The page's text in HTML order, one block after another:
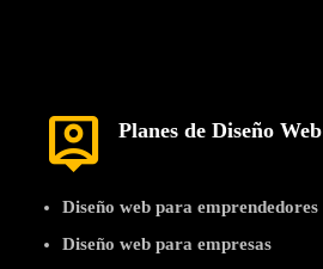
person_pin Planes de Diseño Web
Diseño web para emprendedores
Diseño web para empresas